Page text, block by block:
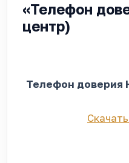
«Телефон
центр)
Телефон доверия